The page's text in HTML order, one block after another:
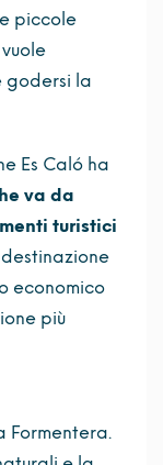
piccole
godersi la
Es Caló ha
va da
turistici
economico
più
Formentera.